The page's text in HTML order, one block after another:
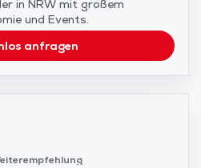
in NRW mit großem
und Events.
anfragen